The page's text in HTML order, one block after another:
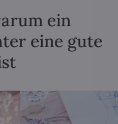
ein
eine gute